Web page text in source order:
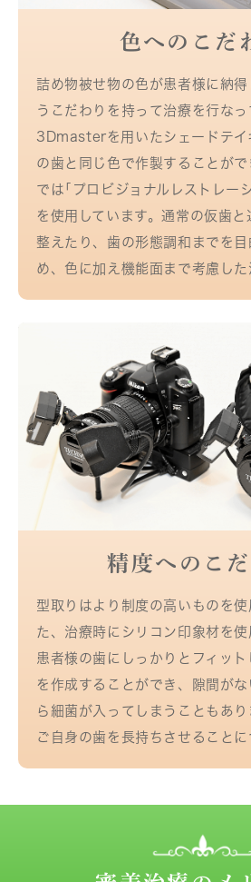
色へのこだ
詰め物被せ物の色が患者様に納得
うこだわりを持って治療を行なっ
3Dmasterを用いたシェードテイ
の歯と同じ色で作製することが
では｢プロビジョナルレストレー
を使用しています。通常の仮歯と
整えたり、歯の形態調和までを目
め、色に加え機能面まで考慮した
精度へのこだ
型取りはより制度の高いものを使
た、治療時にシリコン印象材を使
患者様の歯にしっかりとフィッ
を作成することができ、隙間が
ら細菌が入ってしまうこともあ
ご自身の歯を長持ちさせることに